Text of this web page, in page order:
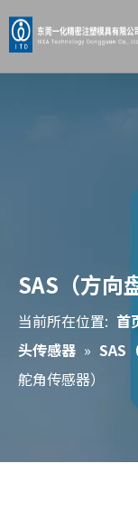
SAS（方向
当前所在位置: 首
头传感器 » SAS
舵角传感器）